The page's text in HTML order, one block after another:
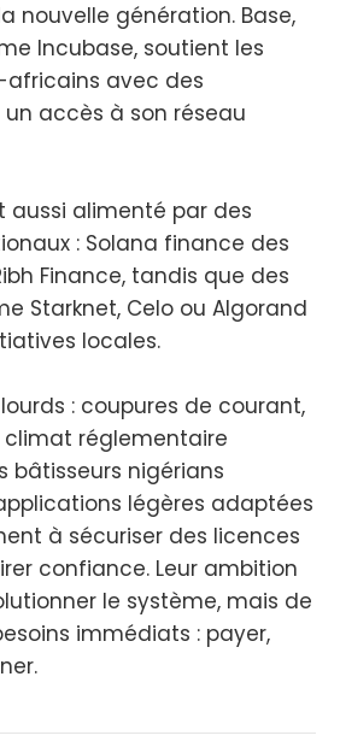
nouvelle génération. Base,
Incubase, soutient les
avec des
accès à son réseau
aussi alimenté par des
: Solana finance des
Finance, tandis que des
Starknet, Celo ou Algorand
locales.
: coupures de courant,
climat réglementaire
bâtisseurs nigérians
légères adaptées
à sécuriser des licences
confiance. Leur ambition
le système, mais de
immédiats : payer,